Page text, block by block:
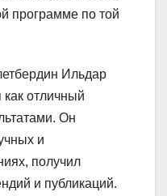
программе по той
Ильдар
отличный
Он
и
получил
и публикаций.